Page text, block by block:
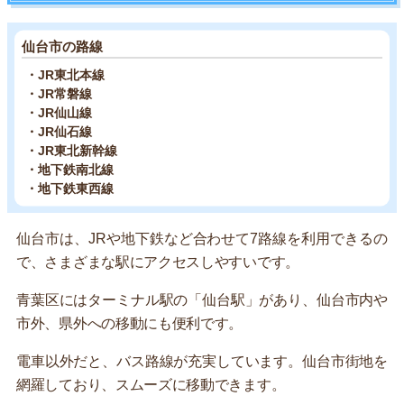
仙台市の路線
・JR東北本線
・JR常磐線
・JR仙山線
・JR仙石線
・JR東北新幹線
・地下鉄南北線
・地下鉄東西線
仙台市は、JRや地下鉄など合わせて7路線を利用できるの
で、さまざまな駅にアクセスしやすいです。
青葉区にはターミナル駅の「仙台駅」があり、仙台市内や
市外、県外への移動にも便利です。
電車以外だと、バス路線が充実しています。仙台市街地を
網羅しており、スムーズに移動できます。